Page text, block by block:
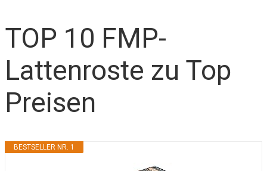
TOP 10 FMP-
Lattenroste zu Top
Preisen
BESTSELLER NR. 1